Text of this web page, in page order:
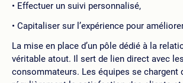
Effectuer un suivi personnalisé,
Capitaliser sur l’expérience pour
La mise en place d’un pôle dédié à la
véritable atout. Il sert de lien direct avec les
consommateurs. Les équipes se chargent